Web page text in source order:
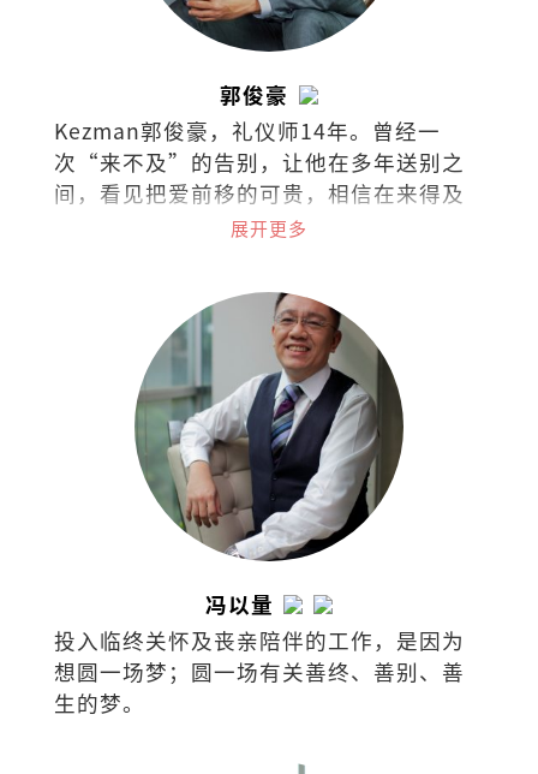
郭俊豪
Kezman郭俊豪，礼仪师14年。曾经一
次“来不及”的告别，让他在多年送别之
间，看见把爱前移的可贵，相信在来得及
以前，多做一点，能让遗憾少一些，也让
展开更多
冯以量
投入临终关怀及丧亲陪伴的工作，是因为
想圆一场梦；圆一场有关善终、善别、善
生的梦。